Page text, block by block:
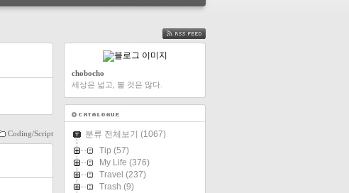
Coding/Script
FEED
chobocho
세상은 넓고, 볼 것은 많다.
분류 전체보기 (1067)
Tip (57)
My Life (376)
Travel (237)
Trash (9)